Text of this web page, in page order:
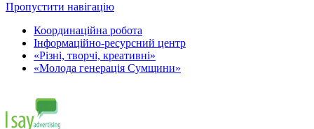
Пропустити навігацію
Координаційна робота
Інформаційно-ресурсний центр
«Різні, творчі, креативні»
«Молода генерація Сумщини»